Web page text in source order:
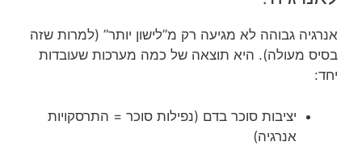
אנרגיה גבוהה לא מגיעה רק מ”לישון יותר” (למרות שזה
בסיס מעולה). היא תוצאה של כמה מערכות שעובדות
יחד:
יציבות סוכר בדם (נפילות סוכר = התרסקויות
אנרגיה)